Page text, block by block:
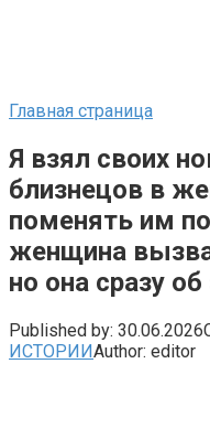
Главная страница
Я взял своих
близнецов в
поменять им
женщина
но она сразу
Published by: 30.06.2026
ИСТОРИИAuthor: editor